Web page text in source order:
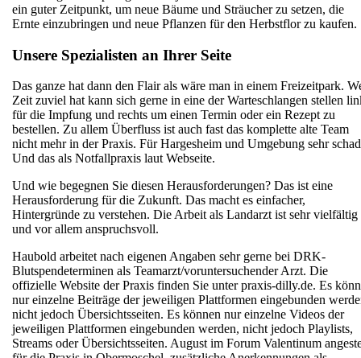
ein guter Zeitpunkt, um neue Bäume und Sträucher zu setzen, die
Ernte einzubringen und neue Pflanzen für den Herbstflor zu kaufen.
Unsere Spezialisten an Ihrer Seite
Das ganze hat dann den Flair als wäre man in einem Freizeitpark.
Zeit zuviel hat kann sich gerne in eine der Warteschlangen stellen
für die Impfung und rechts um einen Termin oder ein Rezept zu
bestellen. Zu allem Überfluss ist auch fast das komplette alte Team
nicht mehr in der Praxis. Für Hargesheim und Umgebung sehr
Und das als Notfallpraxis laut Webseite.
Und wie begegnen Sie diesen Herausforderungen? Das ist eine
Herausforderung für die Zukunft. Das macht es einfacher,
Hintergründe zu verstehen. Die Arbeit als Landarzt ist sehr vielfältig
und vor allem anspruchsvoll.
Haubold arbeitet nach eigenen Angaben sehr gerne bei DRK-
Blutspendeterminen als Teamarzt/voruntersuchender Arzt. Die
offizielle Website der Praxis finden Sie unter praxis-dilly.de. Es
nur einzelne Beiträge der jeweiligen Plattformen eingebunden
nicht jedoch Übersichtsseiten. Es können nur einzelne Videos der
jeweiligen Plattformen eingebunden werden, nicht jedoch Playlists,
Streams oder Übersichtsseiten. August im Forum Valentinum